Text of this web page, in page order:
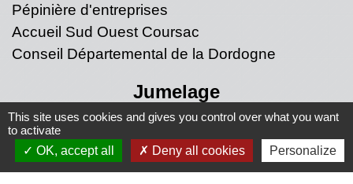
Pépinière d'entreprises
Accueil Sud Ouest Coursac
Conseil Départemental de la Dordogne
Jumelage
Fernelmont (Belgique)
Fanfare royale de Fernelmont
This site uses cookies and gives you control over what you want
to activate
OK, accept all
Deny all cookies Personalize